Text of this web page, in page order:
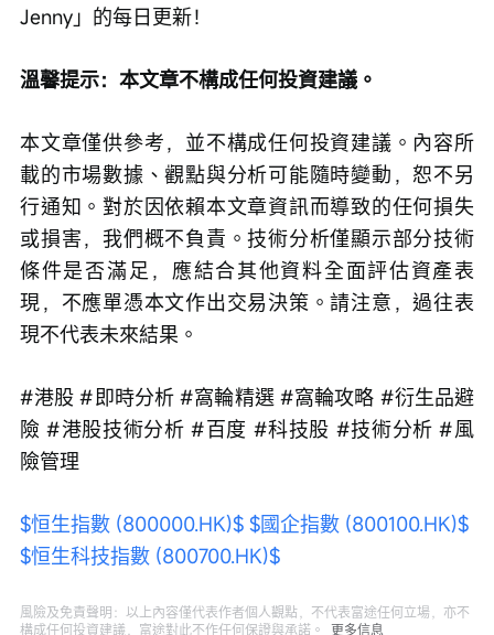
Jenny」的每日更新！
溫馨提示：本文章不構成任何投資建議。
本文章僅供參考，並不構成任何投資建議。內容所
載的市場數據、觀點與分析可能隨時變動，恕不另
行通知。對於因依賴本文章資訊而導致的任何損失
或損害，我們概不負責。技術分析僅顯示部分技術
條件是否滿足，應結合其他資料全面評估資產表
現，不應單憑本文作出交易決策。請注意，過往表
現不代表未來結果。
#港股 #即時分析 #窩輪精選 #窩輪攻略 #衍生品避
險 #港股技術分析 #百度 #科技股 #技術分析 #風
險管理
$恒生指數 (800000.HK)$ $國企指數 (800100.HK)$
$恒生科技指數 (800700.HK)$
風險及免責聲明：以上內容僅代表作者個人觀點，不代表富途任何立場，亦不
構成任何投資建議，富途對此不作任何保證與承諾。
更多信息